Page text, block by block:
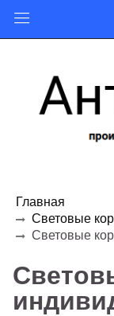
Главная
Световые
Световые